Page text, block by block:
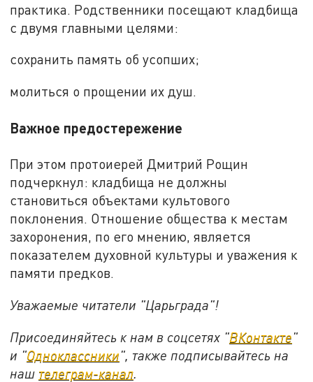
практика. Родственники посещают кладбища
с двумя главными целями:
сохранить память об усопших;
молиться о прощении их душ.
Важное предостережение
При этом протоиерей Дмитрий Рощин
подчеркнул: кладбища не должны
становиться объектами культового
поклонения. Отношение общества к местам
захоронения, по его мнению, является
показателем духовной культуры и уважения к
памяти предков.
Уважаемые читатели "Царьграда"!
Присоединяйтесь к нам в соцсетях "ВКонтакте"
и "Одноклассники", также подписывайтесь на
наш телеграм-канал.